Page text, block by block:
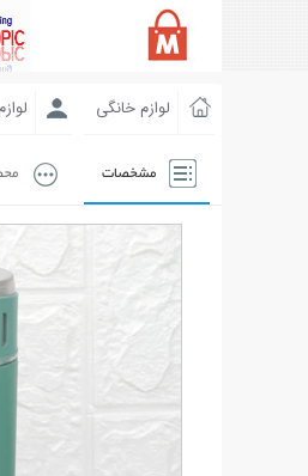
لوازم خانگی
مشخصات